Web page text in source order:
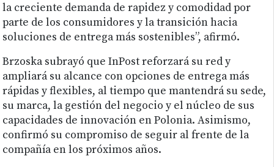
la creciente demanda de rapidez y comodidad por
parte de los consumidores y la transición hacia
soluciones de entrega más sostenibles”, afirmó.
Brzoska subrayó que InPost reforzará su red y
ampliará su alcance con opciones de entrega más
rápidas y flexibles, al tiempo que mantendrá su sede,
su marca, la gestión del negocio y el núcleo de sus
capacidades de innovación en Polonia. Asimismo,
confirmó su compromiso de seguir al frente de la
compañía en los próximos años.